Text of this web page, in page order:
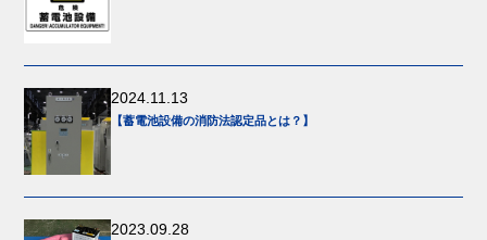
2024.11.13
【蓄電池設備の消防法認定品とは？】
2023.09.28